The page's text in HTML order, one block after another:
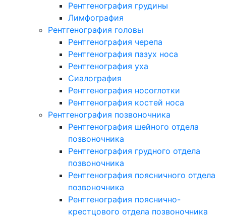
Рентгенография грудины
Лимфография
Рентгенография головы
Рентгенография черепа
Рентгенография пазух носа
Рентгенография уха
Сиалография
Рентгенография носоглотки
Рентгенография костей носа
Рентгенография позвоночника
Рентгенография шейного отдела
позвоночника
Рентгенография грудного отдела
позвоночника
Рентгенография поясничного отдела
позвоночника
Рентгенография пояснично-
крестцового отдела позвоночника